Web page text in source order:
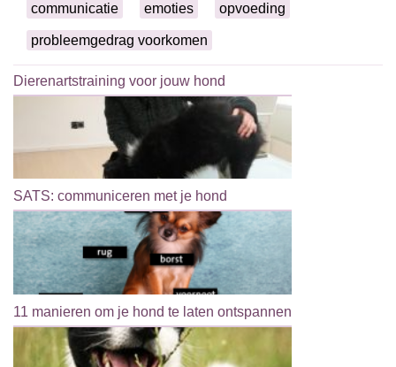
communicatie emoties opvoeding
probleemgedrag voorkomen
Dierenartstraining voor jouw hond
SATS: communiceren met je hond
11 manieren om je hond te laten ontspannen